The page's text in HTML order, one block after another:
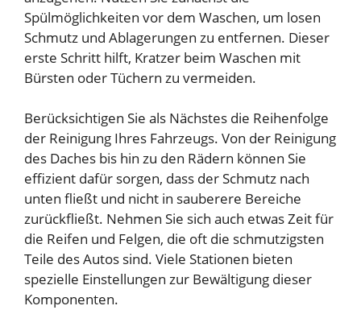
Spülmöglichkeiten vor dem Waschen, um losen
Schmutz und Ablagerungen zu entfernen. Dieser
erste Schritt hilft, Kratzer beim Waschen mit
Bürsten oder Tüchern zu vermeiden.
Berücksichtigen Sie als Nächstes die Reihenfolge
der Reinigung Ihres Fahrzeugs. Von der Reinigung
des Daches bis hin zu den Rädern können Sie
effizient dafür sorgen, dass der Schmutz nach
unten fließt und nicht in sauberere Bereiche
zurückfließt. Nehmen Sie sich auch etwas Zeit für
die Reifen und Felgen, die oft die schmutzigsten
Teile des Autos sind. Viele Stationen bieten
spezielle Einstellungen zur Bewältigung dieser
Komponenten.